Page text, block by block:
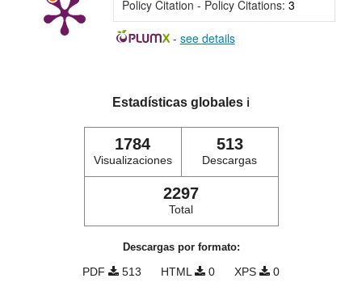
Policy Citation - Policy Citations: 3
- see details
Estadísticas globales ℹ️
1784
Visualizaciones
513
Descargas
2297
Total
Descargas por formato:
PDF 513 HTML 0 XPS 0